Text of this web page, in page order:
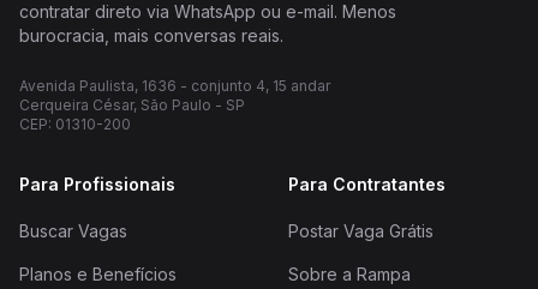
contratar direto via WhatsApp ou e-mail. Menos
burocracia, mais conversas reais.
Avenida Paulista, 1636 - conjunto 4, 15 andar
Cerqueira César, São Paulo - SP
CEP: 01310-200
Para Profissionais
Buscar Vagas
Planos e Benefícios
Para Contratantes
Postar Vaga Grátis
Sobre a Rampa